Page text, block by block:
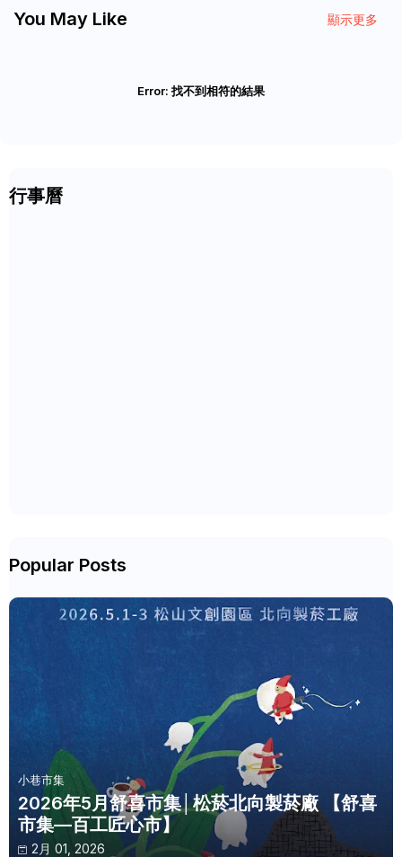
You May Like 顯示更多
Error: 找不到相符的結果
行事曆
Popular Posts
小巷市集
2026年5月舒喜市集│松菸北向製菸廠 【舒喜
市集—百工匠心市】
2月 01, 2026